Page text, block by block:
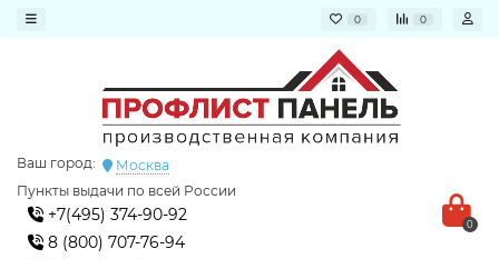
0 0
Ваш город:
Москва
Пункты выдачи по всей России
+7(495) 374-90-92
8 (800) 707-76-94
0